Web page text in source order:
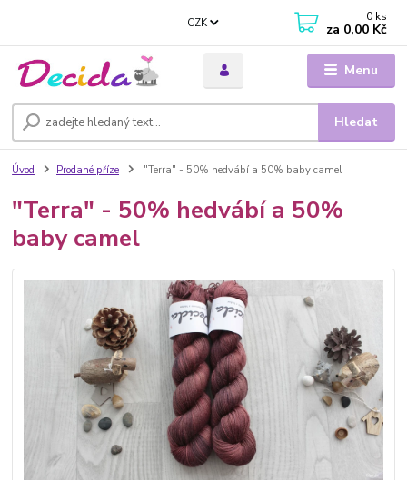
Menu
CZK
Hledat
0 ks
za 0,00 Kč
Úvod Prodané příze "Terra" - 50% hedvábí a 50% baby camel
"Terra" - 50% hedvábí a 50%
baby camel